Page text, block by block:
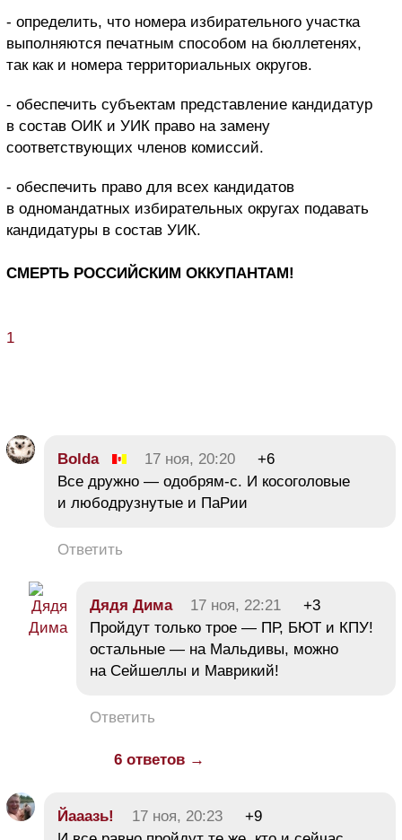
- определить, что номера избирательного участка
выполняются печатным способом на бюллетенях,
так как и номера территориальных округов.
- обеспечить субъектам представление кандидатур
в состав ОИК и УИК право на замену
соответствующих членов комиссий.
- обеспечить право для всех кандидатов
в одномандатных избирательных округах подавать
кандидатуры в состав УИК.
СМЕРТЬ РОССИЙСКИМ ОККУПАНТАМ!
1
Bolda 17 ноя, 20:20
+6
Все дружно — одобрям-с. И косоголовые
и любодрузнутые и ПаРии
Ответить
Дядя Дима 17 ноя, 22:21
+3
Пройдут только трое — ПР, БЮТ и КПУ!
остальные — на Мальдивы, можно
на Сейшеллы и Маврикий!
Ответить
6 ответов →
Йааазь! 17 ноя, 20:23
+9